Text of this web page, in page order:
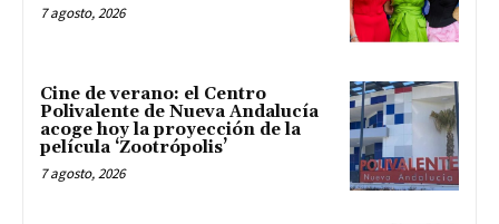
7 agosto, 2026
Cine de verano: el Centro
Polivalente de Nueva Andalucía
acoge hoy la proyección de la
película ‘Zootrópolis’
7 agosto, 2026